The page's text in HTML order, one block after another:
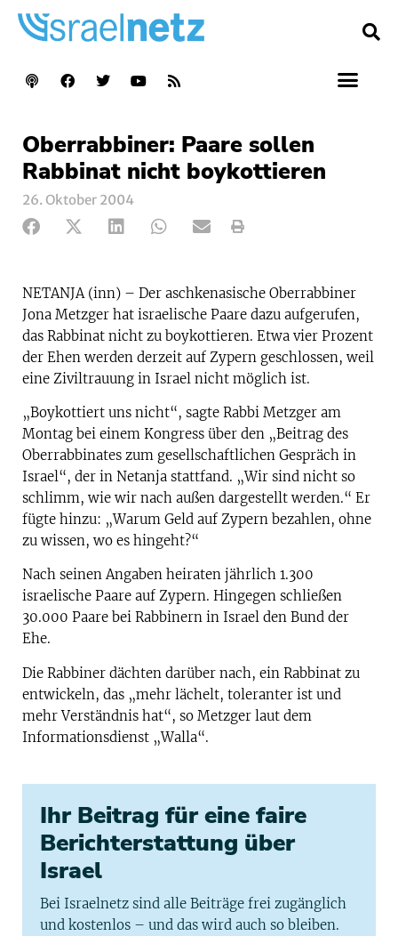
Oberrabbiner: Paare sollen
Rabbinat nicht boykottieren
26. Oktober 2004
NETANJA (inn) – Der aschkenasische Oberrabbiner
Jona Metzger hat israelische Paare dazu aufgerufen,
das Rabbinat nicht zu boykottieren. Etwa vier Prozent
der Ehen werden derzeit auf Zypern geschlossen, weil
eine Ziviltrauung in Israel nicht möglich ist.
„Boykottiert uns nicht“, sagte Rabbi Metzger am
Montag bei einem Kongress über den „Beitrag des
Oberrabbinates zum gesellschaftlichen Gespräch in
Israel“, der in Netanja stattfand. „Wir sind nicht so
schlimm, wie wir nach außen dargestellt werden.“ Er
fügte hinzu: „Warum Geld auf Zypern bezahlen, ohne
zu wissen, wo es hingeht?“
Nach seinen Angaben heiraten jährlich 1.300
israelische Paare auf Zypern. Hingegen schließen
30.000 Paare bei Rabbinern in Israel den Bund der
Ehe.
Die Rabbiner dächten darüber nach, ein Rabbinat zu
entwickeln, das „mehr lächelt, toleranter ist und
mehr Verständnis hat“, so Metzger laut dem
Informationsdienst „Walla“.
Ihr Beitrag für eine faire
Berichterstattung über
Israel
Bei Israelnetz sind alle Beiträge frei zugänglich
und kostenlos – und das wird auch so bleiben.